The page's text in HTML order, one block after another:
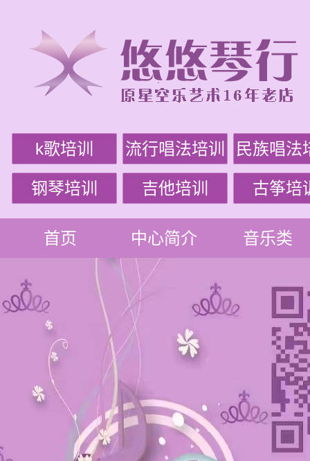
k歌培训 流行唱法培训 民族唱法
钢琴培训 吉他培训 古筝培
首页 中心简介 音乐类